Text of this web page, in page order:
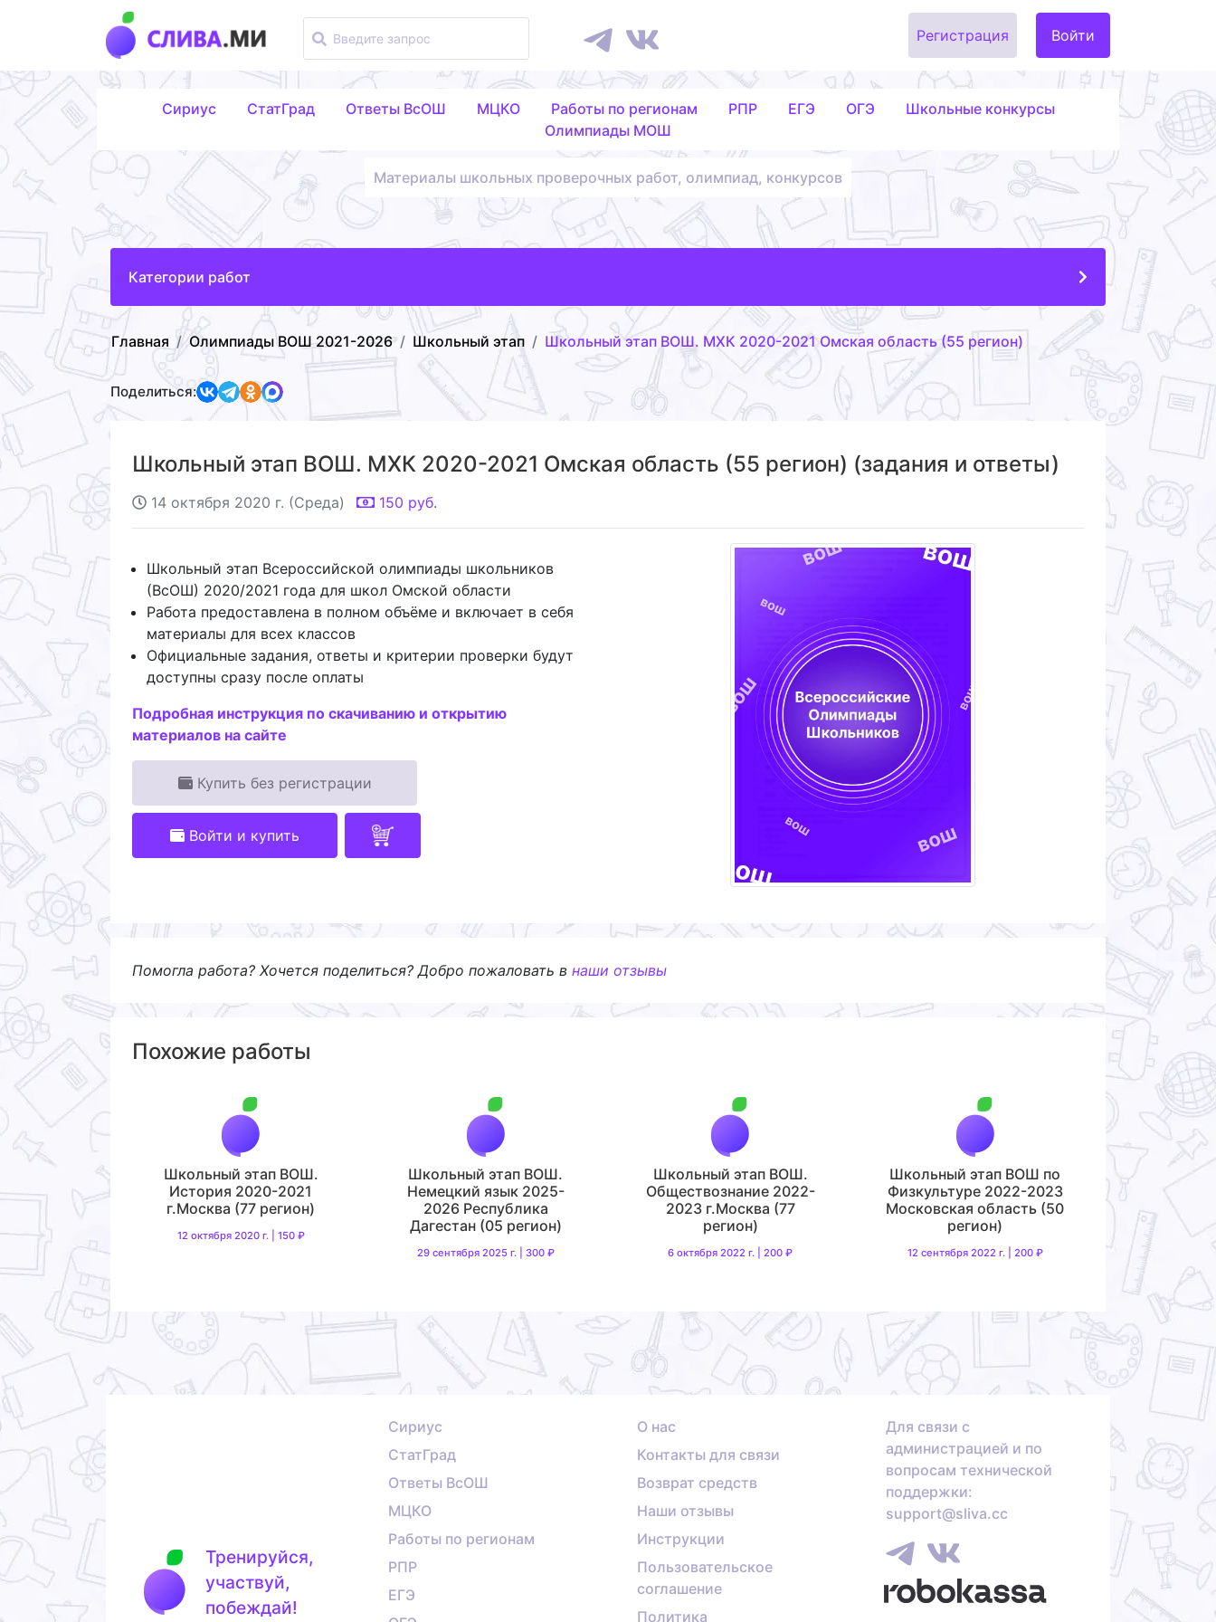
Регистрация Войти
Сириус СтатГрад Ответы ВсОШ МЦКО Работы по регионам РПР ЕГЭ ОГЭ
Школьные конкурсы
Олимпиады МОШ
Материалы школьных проверочных работ, олимпиад, конкурсов
Категории работ
Главная Олимпиады ВОШ 2021-2026 Школьный этап Школьный этап ВОШ. МХК 2020-2021 Омская область (55 регион)
Поделиться:
Школьный этап ВОШ. МХК 2020-2021 Омская область (55 регион) (задания и ответы)
14 октября 2020 г. (Среда) 150 руб.
Школьный этап Всероссийской олимпиады школьников
(ВсОШ) 2020/2021 года для школ Омской области
Работа предоставлена в полном объёме и включает в себя
материалы для всех классов
Официальные задания, ответы и критерии проверки будут
доступны сразу после оплаты
Подробная инструкция по скачиванию и открытию
материалов на сайте
Купить без регистрации
Войти и купить
Помогла работа? Хочется поделиться? Добро пожаловать в наши отзывы
Похожие работы
Школьный этап ВОШ.
История 2020-2021
г.Москва (77 регион)
12 октября 2020 г. | 150 ₽
Школьный этап ВОШ.
Немецкий язык 2025-
2026 Республика
Дагестан (05 регион)
29 сентября 2025 г. | 300 ₽
Школьный этап ВОШ.
Обществознание 2022-
2023 г.Москва (77
регион)
6 октября 2022 г. | 200 ₽
Школьный этап ВОШ по
Физкультуре 2022-2023
Московская область (50
регион)
12 сентября 2022 г. | 200 ₽
Тренируйся,
участвуй,
побеждай!
Сириус
СтатГрад
Ответы ВсОШ
МЦКО
Работы по регионам
РПР
ЕГЭ
О нас
Контакты для связи
Возврат средств
Наши отзывы
Инструкции
Пользовательское
соглашение
Политика
Для связи с
администрацией и по
вопросам технической
поддержки:
support@sliva.cc